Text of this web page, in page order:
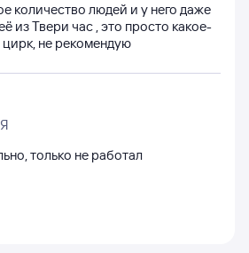
количество людей и у него даже
из Твери час , это просто какое-
цирк, не рекомендую
только не работал